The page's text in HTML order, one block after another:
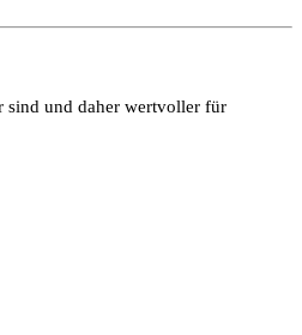
sind und daher wertvoller für